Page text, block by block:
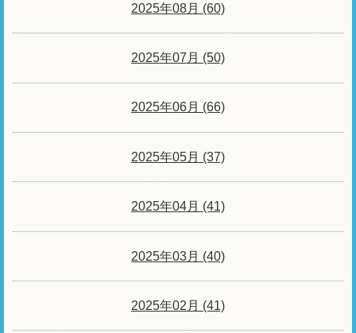
2025年08月 (60)
2025年07月 (50)
2025年06月 (66)
2025年05月 (37)
2025年04月 (41)
2025年03月 (40)
2025年02月 (41)